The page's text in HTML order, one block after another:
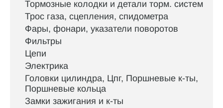
Тормозные колодки и детали торм. систем
Трос газа, сцепления, спидометра
Фары, фонари, указатели поворотов
Фильтры
Цепи
Электрика
Головки цилиндра, Цпг, Поршневые к-ты,
Поршневые кольца
Замки зажигания и к-ты